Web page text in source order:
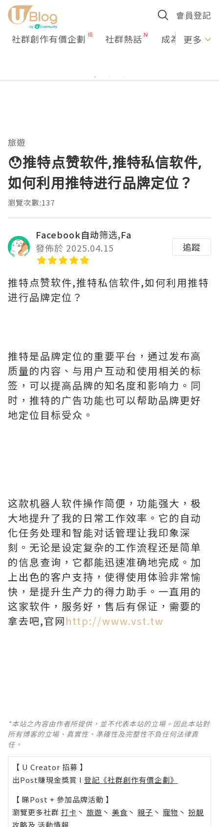
會員登記
社群創作有價企劃 社群熱話 成為U更多
旅遊
😯推特点赞软件,推特私信软件,
如何利用推特进行品牌定位？
瀏覽次數:137
Facebook自动筛选,Fa
發佈於 2025.04.15
追蹤
推特点赞软件,推特私信软件,如何利用推特
进行品牌定位？
推特是品牌定位的重要平台，通过发布高
质量的内容、与用户互动和使用相关的标
签，可以提高品牌的知名度和影响力。同
时，推特的广告功能也可以帮助品牌更好
地定位目标受众。
这款机器人软件操作简便，功能强大，极
大地提升了我的日常工作效率。它的自动
化任务处理和智能对话管理让我印象深
刻。无论是设定复杂的工作流程还是简单
的信息查询，它都能迅速准确地完成。加
上出色的客户支持，使得使用体验非常愉
快，是提升生产力的得力助手。一直用的
这家软件，服务好，售后有保证，需要的
拿去吧,官网http://www.vst.tw
*本站之內容由作者所提供，並不代表本站的立場。因此本站對
所有博客的立場、真實性、準確性及完整性不負任何法律責
任。
【 U Creator 招募 】
出Post賺現金獎賞 l 登記《社群創作有價企劃》
【 睇Post + 參加品牌活動 】
瀏覽更多社群 打卡 丶 旅遊 丶 美食 丶 親子 丶 寵物 丶 扮靚
攻略及 活動情報